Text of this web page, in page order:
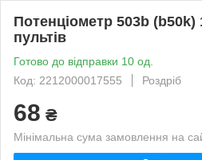
Потенціометр 503b
пультів
Готово до відправки 10 од.
Код: 2212000017555
Роздріб
68 ₴
Мінімальна сума замовлення на